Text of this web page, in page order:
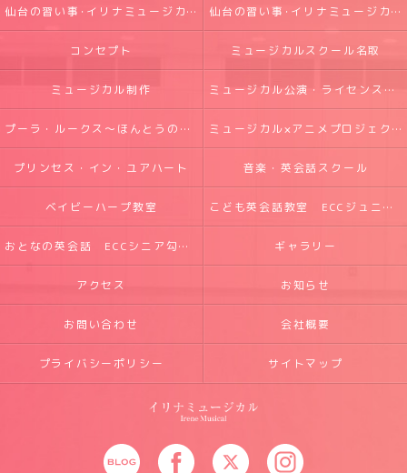
仙台の習い事･イリナミュージカルの評判 仙台の習い事･イリナミュージカルのお客様の声
コンセプト ミュージカルスクール名取
ミュージカル制作 ミュージカル公演・ライセンス実績
プーラ・ルークス～ほんとうの光～ ミュージカル×アニメプロジェクト
プリンセス・イン・ユアハート 音楽・英会話スクール
ベイビーハープ教室 こども英会話教室 ECCジュニア五橋・勾当台教室
おとなの英会話 ECCシニア勾当台教室 ギャラリー
アクセス お知らせ
お問い合わせ 会社概要
プライバシーポリシー サイトマップ